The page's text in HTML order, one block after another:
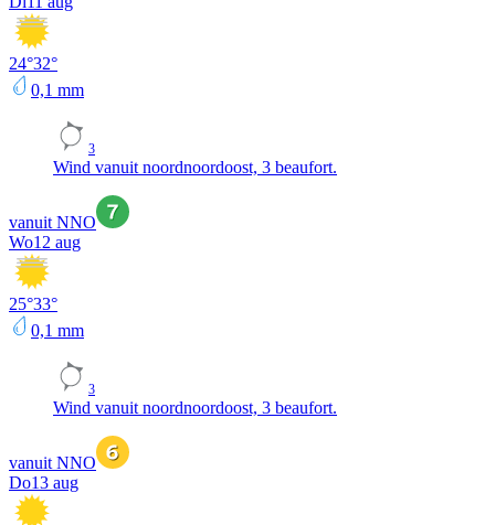
24°32°
0,1 mm
3
Wind vanuit noordnoordoost, 3 beaufort.
vanuit NNO
Wo12 aug
25°33°
0,1 mm
3
Wind vanuit noordnoordoost, 3 beaufort.
vanuit NNO
Do13 aug